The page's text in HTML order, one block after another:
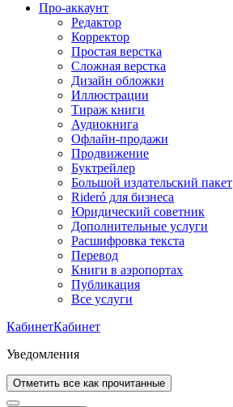
Про-аккаунт
Редактор
Корректор
Простая верстка
Сложная верстка
Дизайн обложки
Иллюстрации
Тираж книги
Аудиокнига
Офлайн-продажи
Продвижение
Буктрейлер
Большой издательский пакет
Rideró для бизнеса
Юридический советник
Дополнительные услуги
Расшифровка текста
Перевод
Книги в аэропортах
Публикация
Все услуги
КабинетКабинет
Уведомления
Отметить все как прочитанные